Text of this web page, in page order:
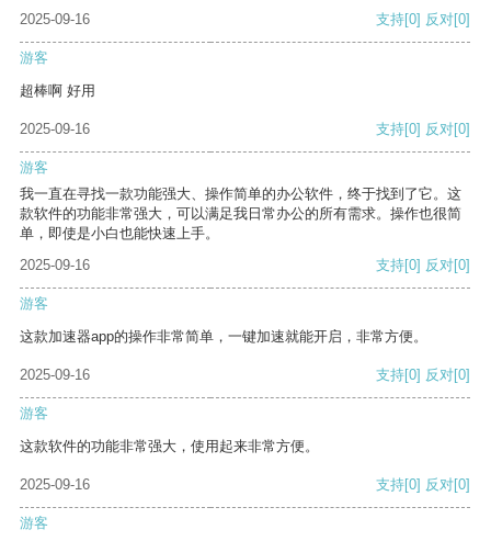
2025-09-16 支持[0] 反对[0]
游客
超棒啊 好用
2025-09-16 支持[0] 反对[0]
游客
我一直在寻找一款功能强大、操作简单的办公软件，终于找到了它。这
款软件的功能非常强大，可以满足我日常办公的所有需求。操作也很简
单，即使是小白也能快速上手。
2025-09-16
支持[0] 反对[0]
游客
这款加速器app的操作非常简单，一键加速就能开启，非常方便。
2025-09-16 支持[0] 反对[0]
游客
这款软件的功能非常强大，使用起来非常方便。
2025-09-16 支持[0] 反对[0]
游客